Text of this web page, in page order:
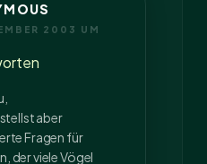
2003 UM
aber
Fragen für
der viele Vögel